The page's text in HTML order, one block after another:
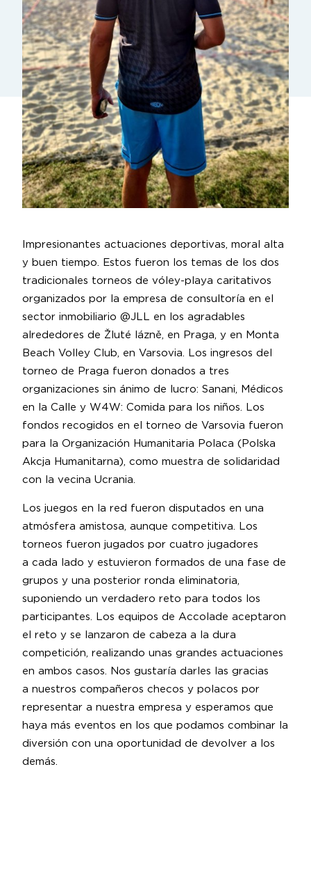
Impresionantes actuaciones deportivas, moral alta
y buen tiempo. Estos fueron los temas de los dos
tradicionales torneos de vóley-playa caritativos
organizados por la empresa de consultoría en el
sector inmobiliario @JLL en los agradables
alrededores de Žluté lázně, en Praga, y en Monta
Beach Volley Club, en Varsovia. Los ingresos del
torneo de Praga fueron donados a tres
organizaciones sin ánimo de lucro: Sanani, Médicos
en la Calle y W4W: Comida para los niños. Los
fondos recogidos en el torneo de Varsovia fueron
para la Organización Humanitaria Polaca (Polska
Akcja Humanitarna), como muestra de solidaridad
con la vecina Ucrania.
Los juegos en la red fueron disputados en una
atmósfera amistosa, aunque competitiva. Los
torneos fueron jugados por cuatro jugadores
a cada lado y estuvieron formados de una fase de
grupos y una posterior ronda eliminatoria,
suponiendo un verdadero reto para todos los
participantes. Los equipos de Accolade aceptaron
el reto y se lanzaron de cabeza a la dura
competición, realizando unas grandes actuaciones
en ambos casos. Nos gustaría darles las gracias
a nuestros compañeros checos y polacos por
representar a nuestra empresa y esperamos que
haya más eventos en los que podamos combinar la
diversión con una oportunidad de devolver a los
demás.